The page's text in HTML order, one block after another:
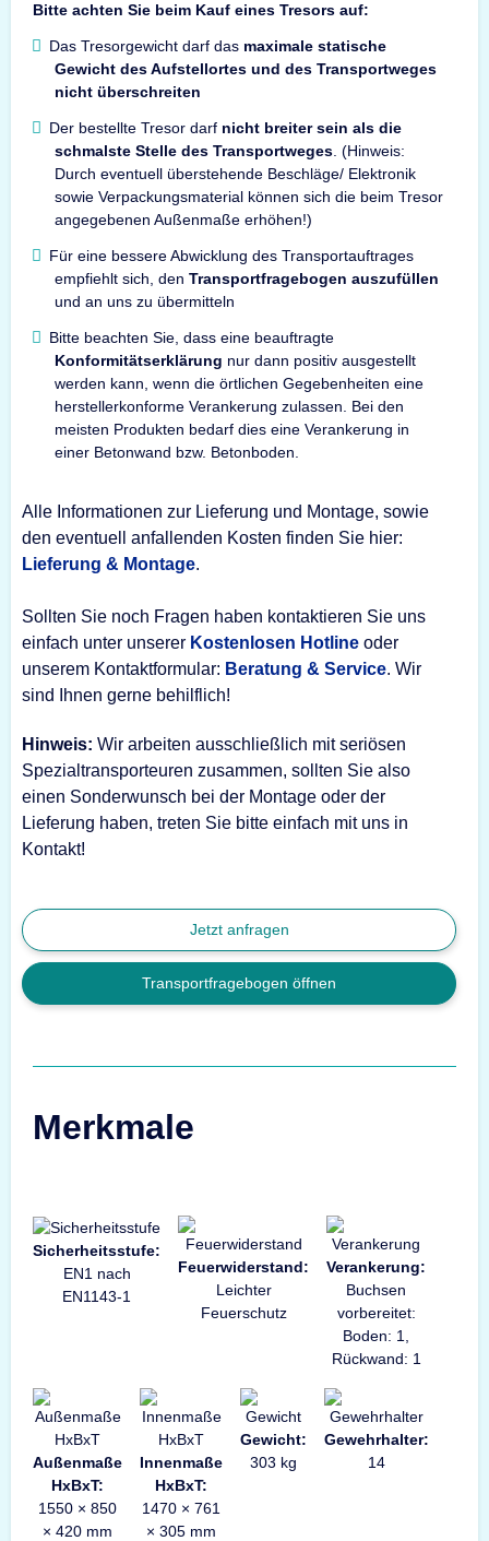
Bitte achten Sie beim Kauf eines Tresors auf:
Das Tresorgewicht darf das maximale statische
Gewicht des Aufstellortes und des Transportweges
nicht überschreiten
Der bestellte Tresor darf nicht breiter sein als die
schmalste Stelle des Transportweges . (Hinweis:
Durch eventuell überstehende Beschläge/ Elektronik
sowie Verpackungsmaterial können sich die beim Tresor
angegebenen Außenmaße erhöhen!)
Für eine bessere Abwicklung des Transportauftrages
empfiehlt sich, den Transportfragebogen auszufüllen
und an uns zu übermitteln
Bitte beachten Sie, dass eine beauftragte
Konformitätserklärung nur dann positiv ausgestellt
werden kann, wenn die örtlichen Gegebenheiten eine
herstellerkonforme Verankerung zulassen. Bei den
meisten Produkten bedarf dies eine Verankerung in
einer Betonwand bzw. Betonboden.
Alle Informationen zur Lieferung und Montage, sowie
den eventuell anfallenden Kosten finden Sie hier:
Lieferung & Montage.
Sollten Sie noch Fragen haben kontaktieren Sie uns
einfach unter unserer Kostenlosen Hotline oder
unserem Kontaktformular: Beratung & Service. Wir
sind Ihnen gerne behilflich!
Hinweis: Wir arbeiten ausschließlich mit seriösen
Spezialtransporteuren zusammen, sollten Sie also
einen Sonderwunsch bei der Montage oder der
Lieferung haben, treten Sie bitte einfach mit uns in
Kontakt!
Jetzt anfragen
Transportfragebogen öffnen
Merkmale
Sicherheitsstufe:
EN1 nach
EN1143-1
Feuerwiderstand:
Leichter
Feuerschutz
Verankerung:
Buchsen
vorbereitet:
Boden: 1,
Rückwand: 1
Außenmaße
HxBxT:
1550 × 850
× 420 mm
Innenmaße
HxBxT:
1470 × 761
× 305 mm
Gewicht:
303 kg
Gewehrhalter:
14